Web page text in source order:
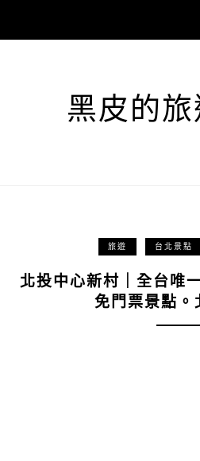
黑皮的
旅遊 台北景點
北投中心新村｜全台唯
免門票景點。